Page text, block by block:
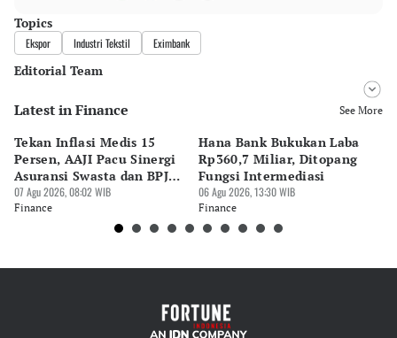
Topics
Ekspor Industri Tekstil Eximbank
Editorial Team
Editor
Editor
Suheriadi .
Latest in Finance See More
Tekan Inflasi Medis 15
Persen, AAJI Pacu Sinergi
Asuransi Swasta dan BPJS
Kesehatan
07 Agu 2026, 08:02 WIB
Finance
Hana Bank Bukukan Laba
Rp360,7 Miliar, Ditopang
Fungsi Intermediasi
06 Agu 2026, 13:30 WIB
Finance